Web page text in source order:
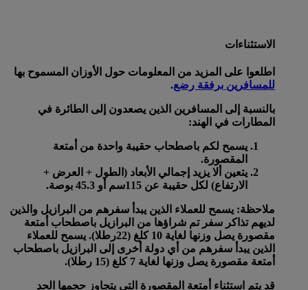
الاستثناءات
اطلعوا على المزيد من المعلومات حول الأوزان المسموح بها
للمسافرين برفقة رضع.
بالنسبة إلى المسافرين الذين يصعدون إلى الطائرة في
المطارات في الهند:
يسمح لكم باصطحاب حقيبة واحدة من أمتعة
المقصورة.
يتعين ألا يزيد إجمالي الأبعاد (الطول + العرض +
الارتفاع) لكل حقيبة عن 115سم أو 45.3 بوصة.
ملاحظة: يسمح للعملاء الذين يبدأ سفرهم من البرازيل والذين
لديهم تذاكر سفر تم شراؤها من البرازيل باصطحاب أمتعة
مقصورة يصل وزنها لغاية 10 كلغ (22رطلا). يسمح للعملاء
الذين يبدأ سفرهم من أي دولة أخرى إلى البرازيل باصطحاب
أمتعة مقصورة يصل وزنها لغاية 7 كلغ (15 رطلا).
قد يتم استثناء أمتعة المقصورة التي يتجاوز حجمها الحد